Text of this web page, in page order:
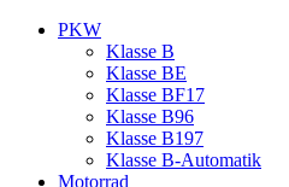
PKW
Klasse B
Klasse BE
Klasse BF17
Klasse B96
Klasse B197
Klasse B‑Automatik
Motorrad